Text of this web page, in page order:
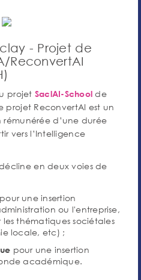
- Projet de
ReconvertAI
projet SaclAI-School de
projet ReconvertAI est un
d’une durée
vers l’Intelligence
en deux voies de
une insertion
ou l'entreprise,
thématiques sociétales
locale, etc) ;
pour une insertion
académique.